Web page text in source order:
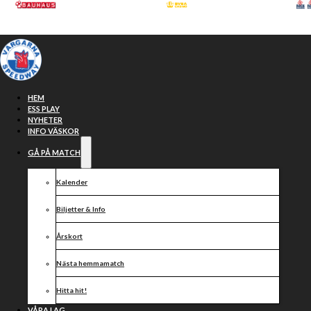
Hoppa till huvudinnehåll
HEM
ESS PLAY
NYHETER
INFO VÄSKOR
GÅ PÅ MATCH
Kalender
Biljetter & Info
Årskort
Nästa hemmamatch
Hitta hit!
Stort grattis